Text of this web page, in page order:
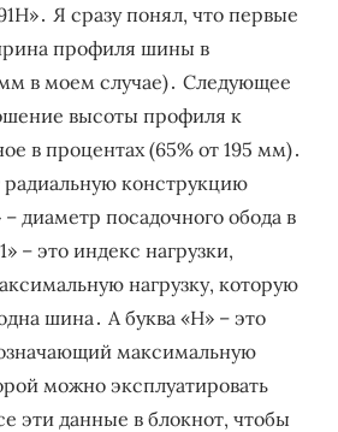
Я сразу понял, что первые
профиля шины в
в моем случае)․ Следующее
высоты профиля к
в процентах (65% от 195 мм)․
радиальную конструкцию
диаметр посадочного обода в
– это индекс нагрузки,
нагрузку, которую
шина․ А буква «H» – это
максимальную
можно эксплуатировать
эти данные в блокнот, чтобы